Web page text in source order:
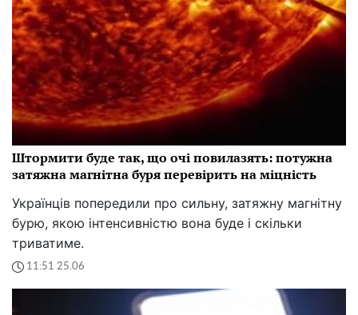
Штормити буде так, що очі повилазять: потужна
затяжна магнітна буря перевірить на міцність
Українців попередили про сильну, затяжну магнітну
бурю, якою інтенсивністю вона буде і скільки
триватиме.
11:51 25.06